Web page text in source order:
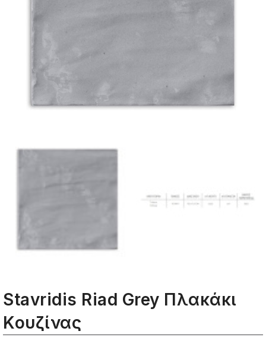
Stavridis Riad Grey Πλακάκι
Κουζίνας